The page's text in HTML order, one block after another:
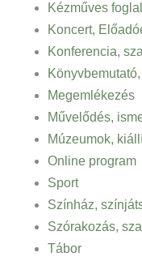
Kézműves
Koncert,
Konferencia,
Megemlékezés
Művelődés,
Múzeumok,
Online program
Sport
Színház,
Szórakozás,
Tábor